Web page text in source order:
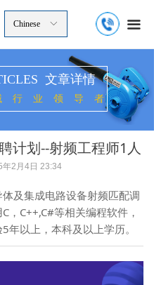
끀
ꀅ
Chinese
计划--射频工程师1人
2月4日 23:34
及集成电路设备射频匹配调
，C++,C#等相关编程软件，
年以上，本科及以上学历。
文章详情
行业领导者